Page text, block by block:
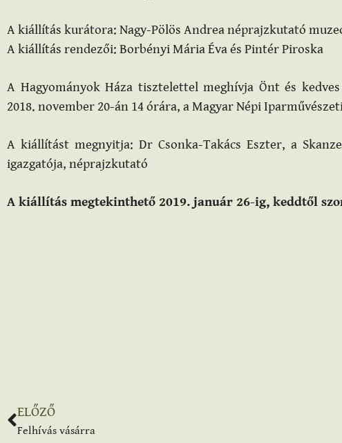
A kiállítás kurátora: Nagy-Pölös Andrea néprajzkutató
A kiállítás rendezői: Borbényi Mária Éva és Pintér Piroska
A Hagyományok Háza tisztelettel meghívja Önt és
2018. november 20-án 14 órára, a Magyar Népi
A kiállítást megnyitja: Dr Csonka-Takács Eszter, a
igazgatója, néprajzkutató
A kiállítás megtekinthető 2019. január 26-ig, keddtől
ELŐZŐ
Felhívás vásárra